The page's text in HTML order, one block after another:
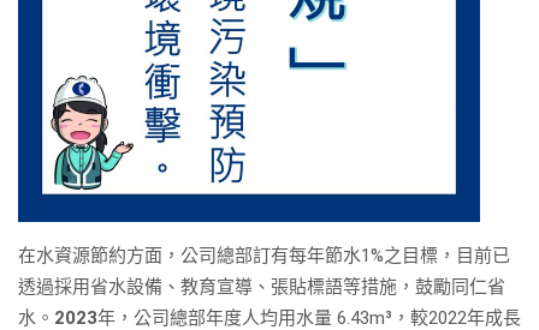
在水資源節約方面，公司總部訂有每年節水1%之目標，目前已
透過採用省水設備、教育宣導、張貼標語等措施，鼓勵同仁省
水。 2023年，公司總部年度人均用水量 6.43m³，較2022年成長